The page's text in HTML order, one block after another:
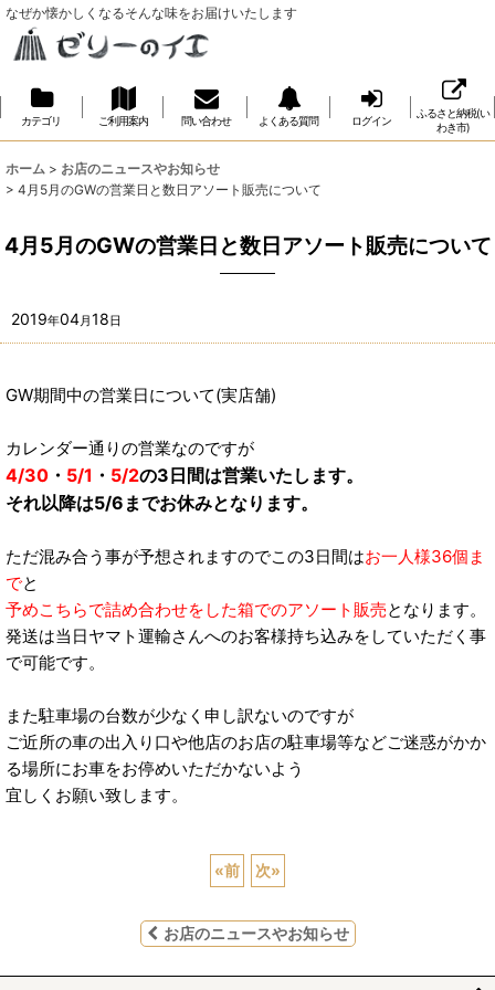
なぜか懐かしくなるそんな味をお届けいたします
カテゴリ ご利用案内 問い合わせ よくある質問 ログイン
ふるさと納税(い
わき市)
ホーム > お店のニュースやお知らせ
> 4月5月のGWの営業日と数日アソート販売について
4月5月のGWの営業日と数日アソート販売について
2019年04月 18 日
GW期間中の営業日について(実店舗)
カレンダー通りの営業なのですが
4/30 ・ 5/1 ・ 5/2の3日間は営業いたします。
それ以降は5/6までお休みとなります。
ただ混み合う事が予想されますのでこの3日間はお一人様36個ま
でと
予めこちらで詰め合わせをした箱でのアソート販売となります。
発送は当日ヤマト運輸さんへのお客様持ち込みをしていただく事
で可能です。
また駐車場の台数が少なく申し訳ないのですが
ご近所の車の出入り口や他店のお店の駐車場等などご迷惑がかか
る場所にお車をお停めいただかないよう
宜しくお願い致します。
«前 次»
お店のニュースやお知らせ